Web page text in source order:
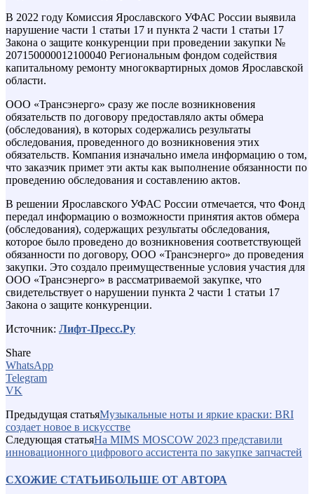
В 2022 году Комиссия Ярославского УФАС России выявила
нарушение части 1 статьи 17 и пункта 2 части 1 статьи 17
Закона о защите конкуренции при проведении закупки №
207150000012100040 Региональным фондом содействия
капитальному ремонту многоквартирных домов Ярославской
области.
ООО «Трансэнерго» сразу же после возникновения
обязательств по договору предоставляло акты обмера
(обследования), в которых содержались результаты
обследования, проведенного до возникновения этих
обязательств. Компания изначально имела информацию о том,
что заказчик примет эти акты как выполнение обязанности по
проведению обследования и составлению актов.
В решении Ярославского УФАС России отмечается, что Фонд
передал информацию о возможности принятия актов обмера
(обследования), содержащих результаты обследования,
которое было проведено до возникновения соответствующей
обязанности по договору, ООО «Трансэнерго» до проведения
закупки. Это создало преимущественные условия участия для
ООО «Трансэнерго» в рассматриваемой закупке, что
свидетельствует о нарушении пункта 2 части 1 статьи 17
Закона о защите конкуренции.
Источник: Лифт-Пресс.Ру
Share
WhatsApp
Telegram
VK
Предыдущая статьяМузыкальные ноты и яркие краски: BRI
создает новое в искусстве
Следующая статьяНа MIMS MOSCOW 2023 представили
инновационного цифрового ассистента по закупке запчастей
СХОЖИЕ СТАТЬИБОЛЬШЕ ОТ АВТОРА